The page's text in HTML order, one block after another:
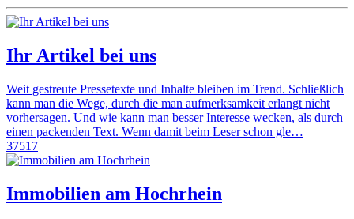
Ihr Artikel bei uns
Weit gestreute Pressetexte und Inhalte bleiben im Trend. Schließlich
kann man die Wege, durch die man aufmerksamkeit erlangt nicht
vorhersagen. Und wie kann man besser Interesse wecken, als durch
einen packenden Text. Wenn damit beim Leser schon gle…
37517
Immobilien am Hochrhein